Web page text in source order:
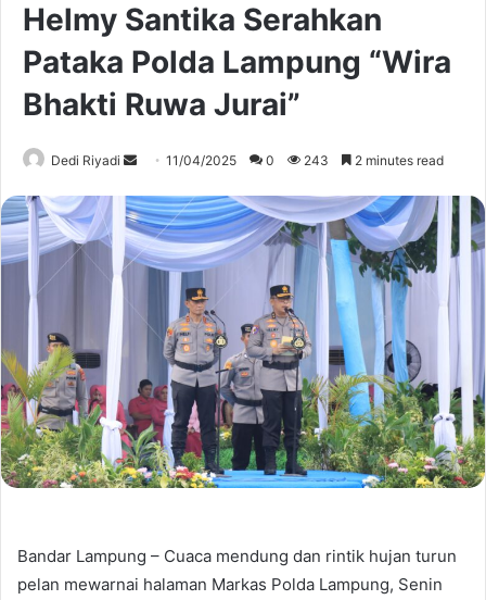
Helmy Santika Serahkan
Pataka Polda Lampung “Wira
Bhakti Ruwa Jurai”
Dedi Riyadi
Send
email
11/04/2025 0 243 2 minutes read
Bandar Lampung – Cuaca mendung dan rintik hujan turun
pelan mewarnai halaman Markas Polda Lampung, Senin